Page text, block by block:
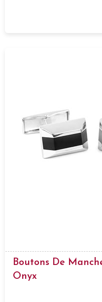
Boutons De
Onyx